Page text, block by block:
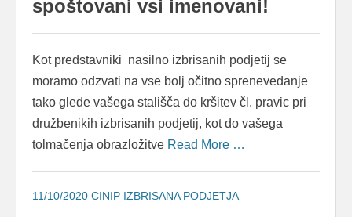
spoštovani vsi imenovani!
Kot predstavniki nasilno izbrisanih podjetij se
moramo odzvati na vse bolj očitno sprenevedanje
tako glede vašega stališča do kršitev čl. pravic pri
družbenikih izbrisanih podjetij, kot do vašega
tolmačenja obrazložitve Read More …
11/10/2020 CINIP IZBRISANA PODJETJA